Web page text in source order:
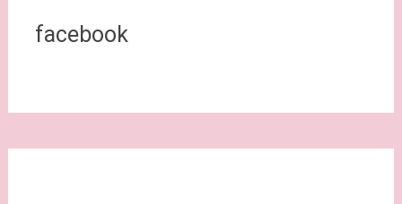
facebook